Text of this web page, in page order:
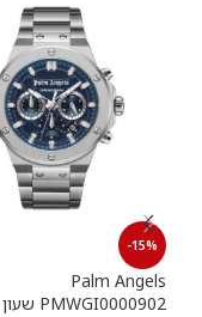
-15%
Palm Angels
PMWGI0000902 שעון יד לגבר